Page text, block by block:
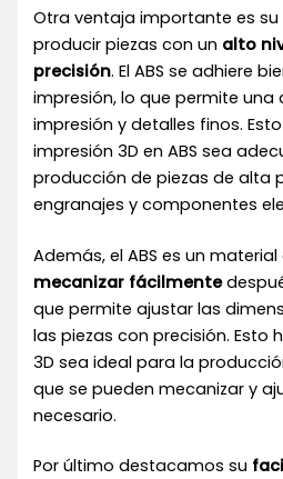
Otra ventaja importante es
producir piezas con un alto
precisión. El ABS se adhiere
impresión, lo que permite
impresión y detalles finos.
impresión 3D en ABS sea
producción de piezas de alta
engranajes y componentes
Además, el ABS es un
mecanizar fácilmente
que permite ajustar las
las piezas con precisión. Esto
3D sea ideal para la
que se pueden mecanizar y
necesario.
Por último destacamos su